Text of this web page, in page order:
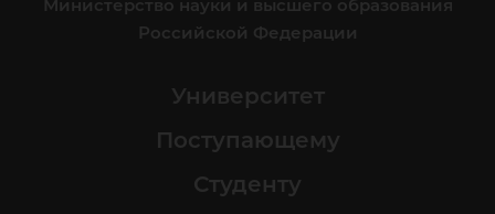
Министерство науки и высшего образования
Российской Федерации
Университет
Поступающему
Студенту